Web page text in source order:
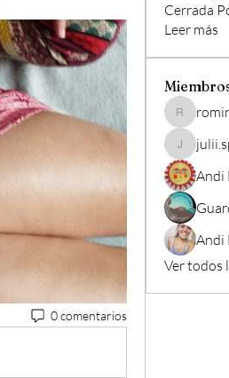
0 comentarios
Cerrada
Leer más
julii.spoo
Andi
Andi
Ver todos